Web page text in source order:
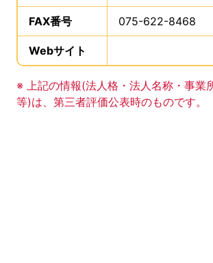
FAX番号 075-622-8468
Webサイト
事業所の基礎データの読み上げは以上
※ 上記の情報(法人格・法人名称・事業
等)は、第三者評価公表時のものです。